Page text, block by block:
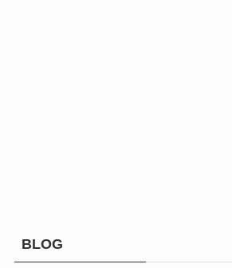
BLOG